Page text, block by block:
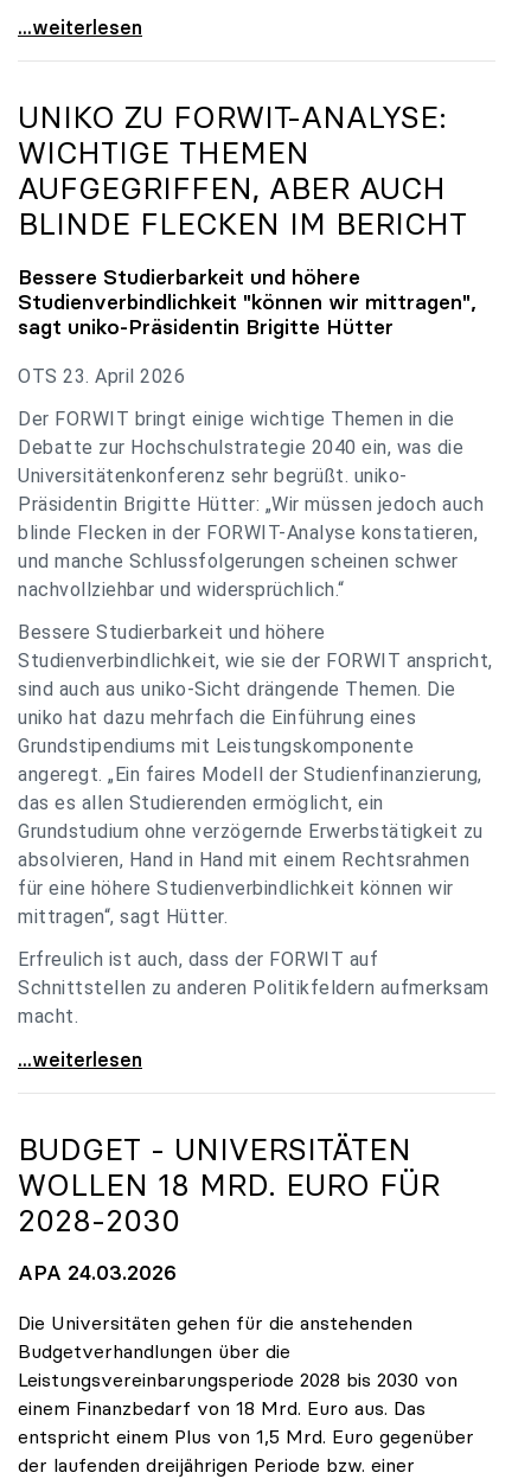
uniko zu Budgetverhandlungen: Universitäten sind
...weiterlesen
UNIKO ZU FORWIT-ANALYSE:
WICHTIGE THEMEN
AUFGEGRIFFEN, ABER AUCH
BLINDE FLECKEN IM BERICHT
Bessere Studierbarkeit und höhere
Studienverbindlichkeit "können wir mittragen",
sagt uniko-Präsidentin Brigitte Hütter
OTS 23. April 2026
Der FORWIT bringt einige wichtige Themen in die
Debatte zur Hochschulstrategie 2040 ein, was die
Universitätenkonferenz sehr begrüßt. uniko-
Präsidentin Brigitte Hütter: „Wir müssen jedoch auch
blinde Flecken in der FORWIT-Analyse konstatieren,
und manche Schlussfolgerungen scheinen schwer
nachvollziehbar und widersprüchlich.“
Bessere Studierbarkeit und höhere
Studienverbindlichkeit, wie sie der FORWIT anspricht,
sind auch aus uniko-Sicht drängende Themen. Die
uniko hat dazu mehrfach die Einführung eines
Grundstipendiums mit Leistungskomponente
angeregt. „Ein faires Modell der Studienfinanzierung,
das es allen Studierenden ermöglicht, ein
Grundstudium ohne verzögernde Erwerbstätigkeit zu
absolvieren, Hand in Hand mit einem Rechtsrahmen
für eine höhere Studienverbindlichkeit können wir
mittragen“, sagt Hütter.
Erfreulich ist auch, dass der FORWIT auf
Schnittstellen zu anderen Politikfeldern aufmerksam
macht.
uniko zu FORWIT-Analyse: Wichtige Themen
...weiterlesen
BUDGET - UNIVERSITÄTEN
WOLLEN 18 MRD. EURO FÜR
2028-2030
APA 24.03.2026
Die Universitäten gehen für die anstehenden
Budgetverhandlungen über die
Leistungsvereinbarungsperiode 2028 bis 2030 von
einem Finanzbedarf von 18 Mrd. Euro aus. Das
entspricht einem Plus von 1,5 Mrd. Euro gegenüber
der laufenden dreijährigen Periode bzw. einer